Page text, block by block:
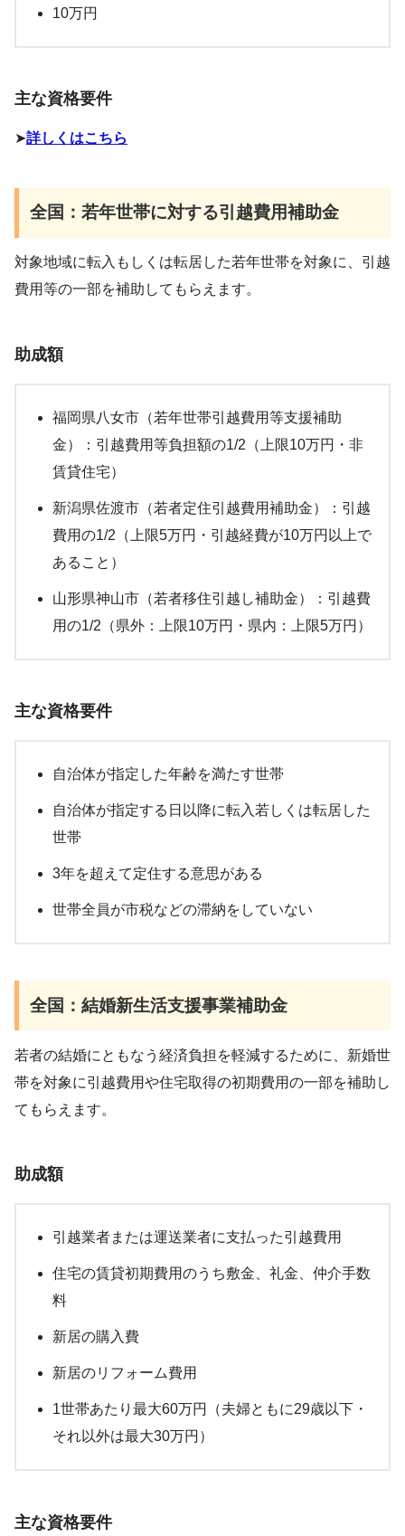
10万円
主な資格要件
➤詳しくはこちら
全国：若年世帯に対する引越費用補助金
対象地域に転入もしくは転居した若年世帯を対象に、引越
費用等の一部を補助してもらえます。
助成額
福岡県八女市（若年世帯引越費用等支援補助
金）：引越費用等負担額の1/2（上限10万円・非
賃貸住宅）
新潟県佐渡市（若者定住引越費用補助金）：引越
費用の1/2（上限5万円・引越経費が10万円以上で
あること）
山形県神山市（若者移住引越し補助金）：引越費
用の1/2（県外：上限10万円・県内：上限5万円）
主な資格要件
自治体が指定した年齢を満たす世帯
自治体が指定する日以降に転入若しくは転居した
世帯
3年を超えて定住する意思がある
世帯全員が市税などの滞納をしていない
全国：結婚新生活支援事業補助金
若者の結婚にともなう経済負担を軽減するために、新婚世
帯を対象に引越費用や住宅取得の初期費用の一部を補助し
てもらえます。
助成額
引越業者または運送業者に支払った引越費用
住宅の賃貸初期費用のうち敷金、礼金、仲介手数
料
新居の購入費
新居のリフォーム費用
1世帯あたり最大60万円（夫婦ともに29歳以下・
それ以外は最大30万円）
主な資格要件